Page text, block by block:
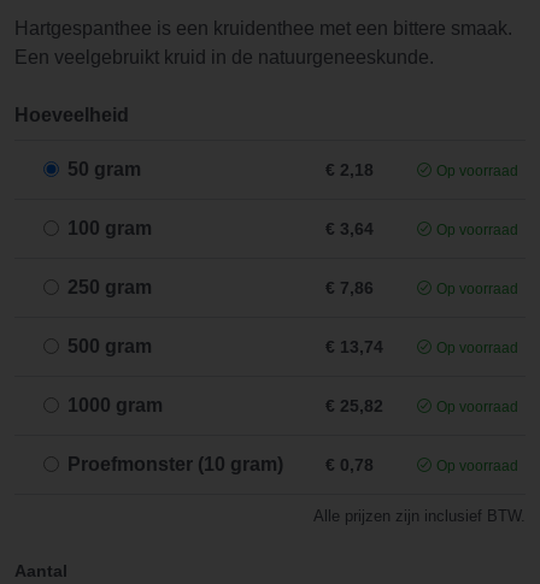
Hartgespanthee is een kruidenthee met een bittere smaak.
Een veelgebruikt kruid in de natuurgeneeskunde.
Hoeveelheid
50 gram € 2,18 Op voorraad
100 gram € 3,64 Op voorraad
250 gram € 7,86 Op voorraad
500 gram € 13,74 Op voorraad
1000 gram € 25,82 Op voorraad
Proefmonster (10 gram) € 0,78 Op voorraad
Alle prijzen zijn inclusief BTW.
Aantal